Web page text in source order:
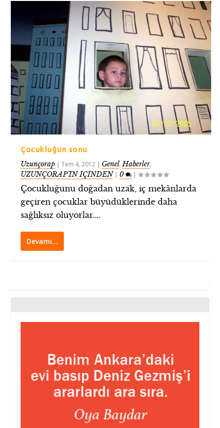
Çocukluğun sonu
Uzunçorap |Tem 4, 2012 | Genel,Haberler,
UZUNÇORAP’IN İÇİNDEN| 0 |
Çocukluğunu doğadan uzak, iç mekânlarda
geçiren çocuklar büyüdüklerinde daha
sağlıksız oluyorlar....
Devamı…